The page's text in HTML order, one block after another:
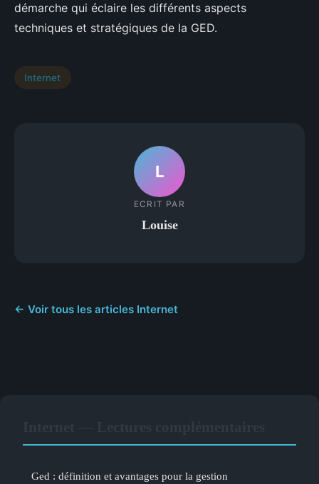
démarche qui éclaire les différents aspects
techniques et stratégiques de la GED.
Internet
L
ECRIT PAR
Louise
← Voir tous les articles Internet
Ged : définition et avantages pour la gestion